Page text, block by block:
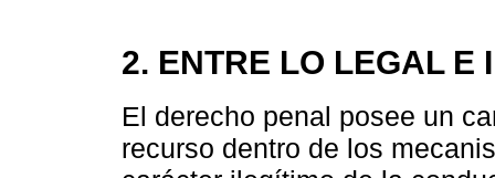
2. ENTRE LO LEGAL E
El derecho penal posee un
recurso dentro de los